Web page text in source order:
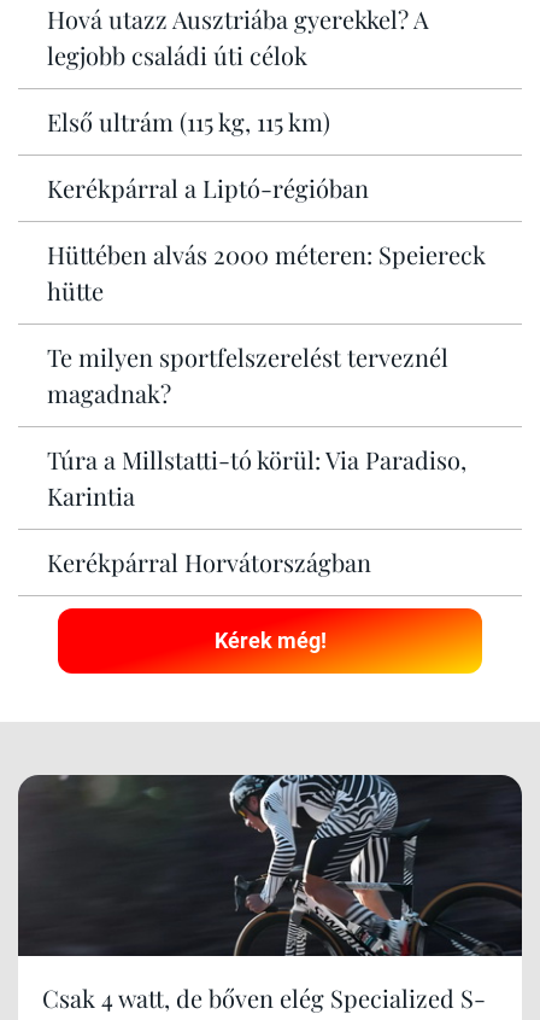
Hová utazz Ausztriába gyerekkel? A
legjobb családi úti célok
Első ultrám (115 kg, 115 km)
Kerékpárral a Liptó-régióban
Hüttében alvás 2000 méteren: Speiereck
hütte
Te milyen sportfelszerelést terveznél
magadnak?
Túra a Millstatti-tó körül: Via Paradiso,
Karintia
Kerékpárral Horvátországban
Kérek még!
Csak 4 watt, de bőven elég Specialized S-